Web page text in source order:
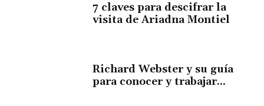
7 claves para descifrar la
visita de Ariadna Montiel
Richard Webster y su guía
para conocer y trabajar...